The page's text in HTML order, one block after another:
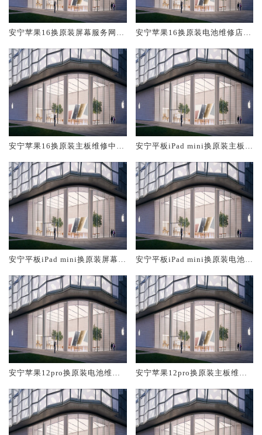
安宁苹果16换原装屏幕服务网点
安宁苹果16换原装电池维修店大
安宁苹果16换原装主板维修中心
安宁平板iPad mini换原装主板维
安宁平板iPad mini换原装屏幕服
安宁平板iPad mini换原装电池维
安宁苹果12pro换原装电池维修
安宁苹果12pro换原装主板维修